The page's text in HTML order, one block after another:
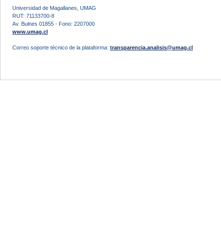
Universidad de Magallanes, UMAG
RUT: 71133700-8
Av. Bulnes 01855 - Fono: 2207000
www.umag.cl
Correo soporte técnico de la plataforma: transparencia.analisis@umag.cl